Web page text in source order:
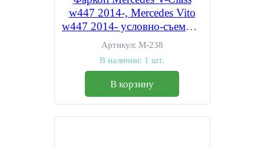
w447 2014-, Mercedes Vito
w447 2014- условно-съемное
крепление шара
Артикул: M-238
В наличии: 1 шт.
В корзину